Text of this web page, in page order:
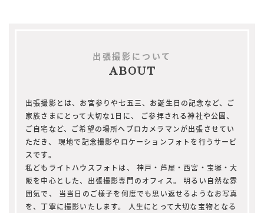
出張撮影について
ABOUT
出張撮影とは、お宮参りや七五三、お誕生日の記念など、ご
家族さまにとって大切な1日に、
ご参拝される神社や公園、
ご自宅など、ご希望の場所へプロカメラマンが出張させてい
ただき、
現地で記念撮影やロケーションフォトを行うサービ
スです。
私どもライトハウスフォトは、
神戸・芦屋・西宮・宝塚・大
阪を中心とした、出張撮影専門のオフィス。
明るい自然な雰
囲気で、
当当日のご様子を何度でも思い返せるようなお写真
を、丁寧に撮影いたします。
人生にとって大切な宝物となる